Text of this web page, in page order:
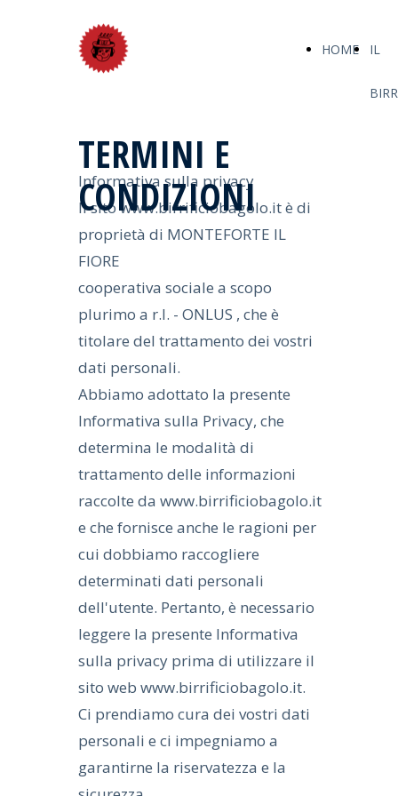
HOME IL
TERMINI E
CONDIZIONI
Informativa sulla privacy
Il sito www.birrificiobagolo.it è di
proprietà di MONTEFORTE IL
FIORE
cooperativa sociale a scopo
plurimo a r.l. - ONLUS , che è
titolare del trattamento dei vostri
dati personali.
Abbiamo adottato la presente
Informativa sulla Privacy, che
determina le modalità di
trattamento delle informazioni
raccolte da www.birrificiobagolo.it
e che fornisce anche le ragioni per
cui dobbiamo raccogliere
determinati dati personali
dell'utente. Pertanto, è necessario
leggere la presente Informativa
sulla privacy prima di utilizzare il
sito web www.birrificiobagolo.it.
Ci prendiamo cura dei vostri dati
personali e ci impegniamo a
garantirne la riservatezza e la